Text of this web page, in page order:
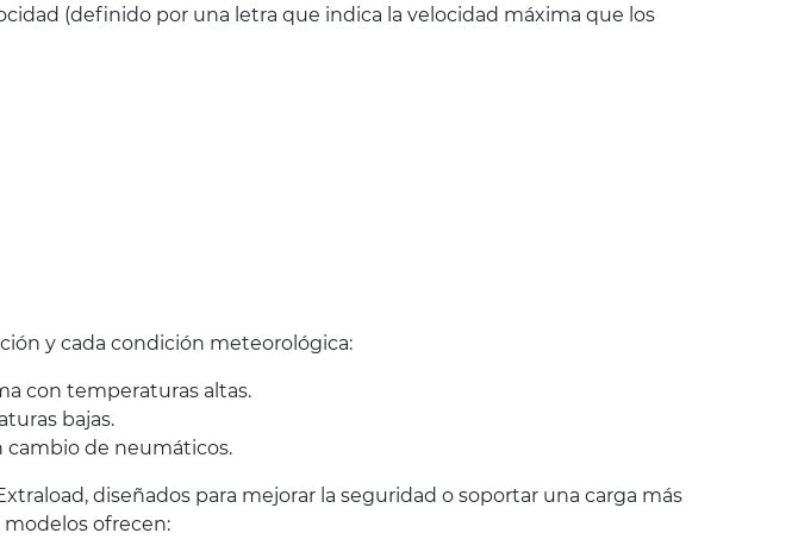
(definido por una letra que indica la velocidad máxima que los
y cada condición meteorológica:
con temperaturas altas.
bajas.
cambio de neumáticos.
diseñados para mejorar la seguridad o soportar una carga más
ofrecen: